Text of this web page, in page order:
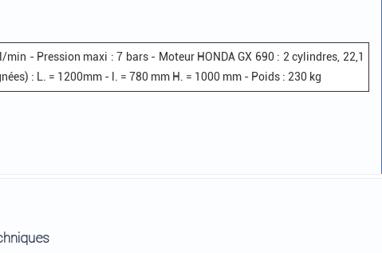
- Pression maxi : 7 bars - Moteur HONDA GX 690 : 2 cylindres, 22,1
: L. = 1200mm - l. = 780 mm H. = 1000 mm - Poids : 230 kg